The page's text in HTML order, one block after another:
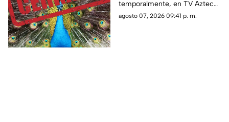
temporalmente, en TV Azteca
Veracruz te contamos los
agosto 07, 2026 09:41 p. m.